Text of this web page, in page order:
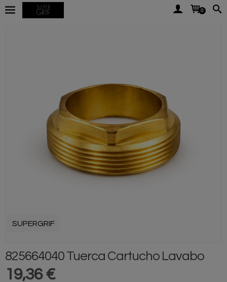
0
SUPERGRIF
825664040 Tuerca Cartucho Lavabo
19,36 €